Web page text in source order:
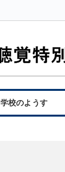
学校のようす